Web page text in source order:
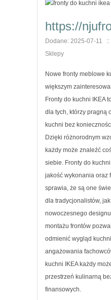
https://
Dodane: 2025-07-11 ::
Sklepy
Nowe fronty meblowe
większym
Fronty do kuchni IKEA
dla tych, którzy pragną
kuchni bez
Dzięki różnorodnym
każdy może znaleźć
siebie. Fronty do
jakość wykonania oraz
sprawia, że są one
dla tradycjonalistów,
nowoczesnego
montażu frontów
odmienić wygląd
angażowania
kuchni IKEA każdy
przestrzeń kulinarną
finansowych.